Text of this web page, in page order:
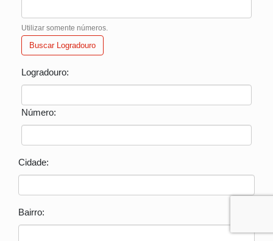
Utilizar somente números.
Buscar Logradouro
Logradouro:
Número:
Cidade:
Bairro: